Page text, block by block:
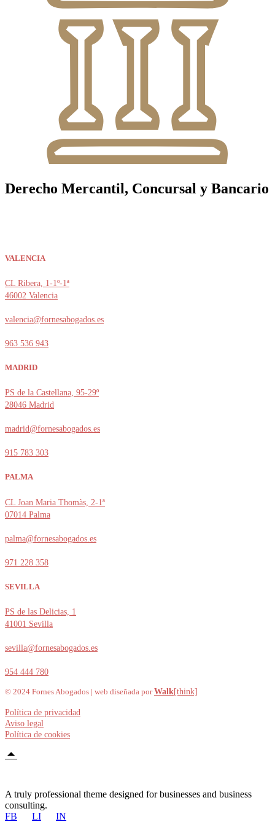
Derecho Mercantil, Concursal y Bancario
VALENCIA
CL Ribera, 1-1º-1ª
46002 Valencia
valencia@fornesabogados.es
963 536 943
MADRID
PS de la Castellana, 95-29º
28046 Madrid
madrid@fornesabogados.es
915 783 303
PALMA
CL Joan Maria Thomàs, 2-1ª
07014 Palma
palma@fornesabogados.es
971 228 358
SEVILLA
PS de las Delicias, 1
41001 Sevilla
sevilla@fornesabogados.es
954 444 780
© 2024 Fornes Abogados | web diseñada porWalk [think]
Política de privacidad
Aviso legal
Política de cookies
A truly professional theme designed for businesses and business
consulting.
FB
LI IN